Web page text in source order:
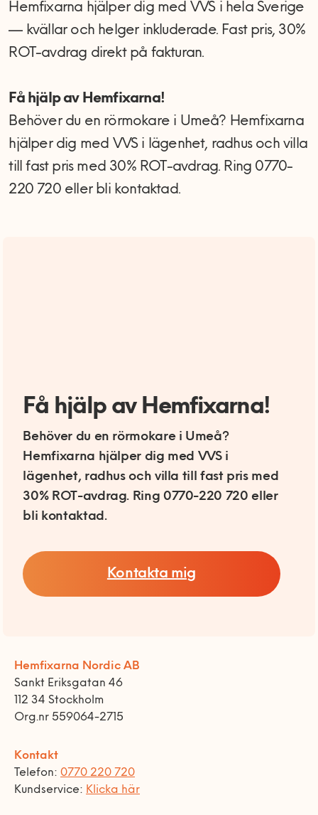
Hemfixarna hjälper dig med VVS i hela Sverige
— kvällar och helger inkluderade. Fast pris, 30%
ROT-avdrag direkt på fakturan.
Få hjälp av Hemfixarna!
Behöver du en rörmokare i Umeå? Hemfixarna
hjälper dig med VVS i lägenhet, radhus och villa
till fast pris med 30% ROT-avdrag. Ring 0770-
220 720 eller bli kontaktad.
Få hjälp av Hemfixarna!
Behöver du en rörmokare i Umeå?
Hemfixarna hjälper dig med VVS i
lägenhet, radhus och villa till fast pris med
30% ROT-avdrag. Ring 0770-220 720 eller
bli kontaktad.
Kontakta mig
Hemfixarna Nordic AB
Sankt Eriksgatan 46
112 34 Stockholm
Org.nr 559064-2715
Kontakt
Telefon: 0770 220 720
Kundservice: Klicka här